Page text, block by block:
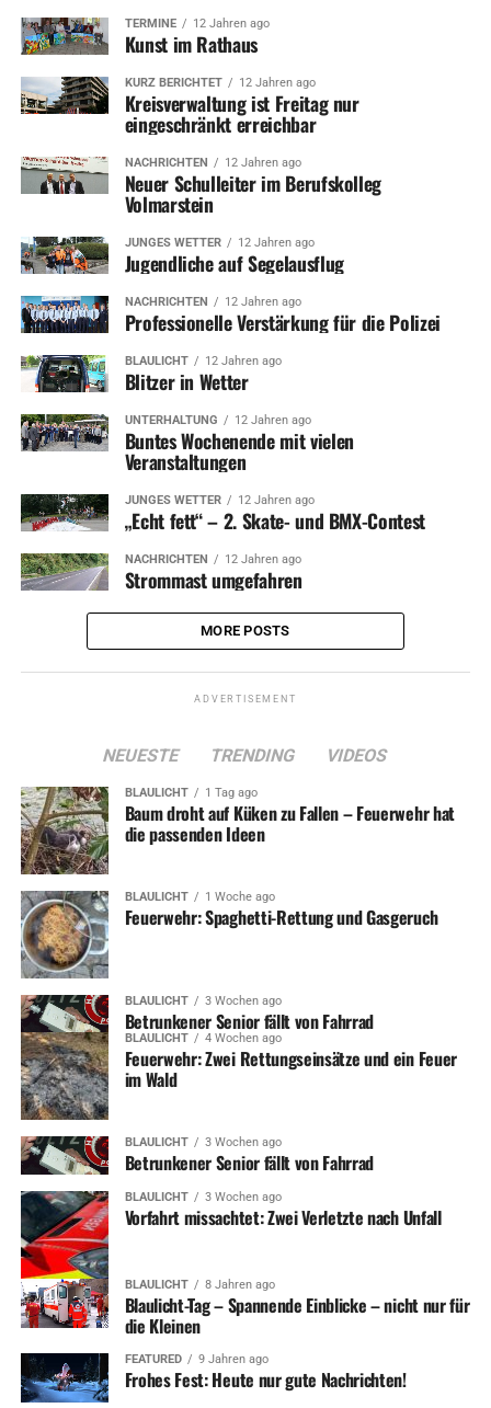
TERMINE 12 Jahren ago
Kunst im Rathaus
KURZ BERICHTET 12 Jahren ago
Kreisverwaltung ist Freitag nur
eingeschränkt erreichbar
NACHRICHTEN 12 Jahren ago
Neuer Schulleiter im Berufskolleg
Volmarstein
JUNGES WETTER 12 Jahren ago
Jugendliche auf Segelausflug
NACHRICHTEN 12 Jahren ago
Professionelle Verstärkung für die Polizei
BLAULICHT 12 Jahren ago
Blitzer in Wetter
UNTERHALTUNG 12 Jahren ago
Buntes Wochenende mit vielen
Veranstaltungen
JUNGES WETTER 12 Jahren ago
„Echt fett“ – 2. Skate- und BMX-Contest
NACHRICHTEN 12 Jahren ago
Strommast umgefahren
MORE POSTS
ADVERTISEMENT
NEUESTE TRENDING VIDEOS
BLAULICHT 1 Tag ago
Baum droht auf Küken zu Fallen – Feuerwehr hat
die passenden Ideen
BLAULICHT 1 Woche ago
Feuerwehr: Spaghetti-Rettung und Gasgeruch
BLAULICHT 3 Wochen ago
Betrunkener Senior fällt von Fahrrad
BLAULICHT 4 Wochen ago
Feuerwehr: Zwei Rettungseinsätze und ein Feuer
im Wald
BLAULICHT 3 Wochen ago
Betrunkener Senior fällt von Fahrrad
BLAULICHT 3 Wochen ago
Vorfahrt missachtet: Zwei Verletzte nach Unfall
BLAULICHT 8 Jahren ago
Blaulicht-Tag – Spannende Einblicke – nicht nur für
die Kleinen
FEATURED 9 Jahren ago
Frohes Fest: Heute nur gute Nachrichten!